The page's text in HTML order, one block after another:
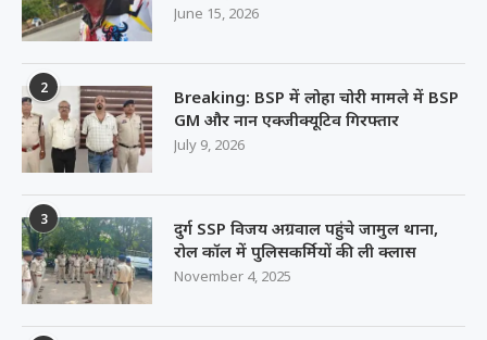
June 15, 2026
2
Breaking: BSP में लोहा चोरी मामले में BSP
GM और नान एक्जीक्यूटिव गिरफ्तार
July 9, 2026
3
दुर्ग SSP विजय अग्रवाल पहुंचे जामुल थाना,
रोल कॉल में पुलिसकर्मियों की ली क्लास
November 4, 2025